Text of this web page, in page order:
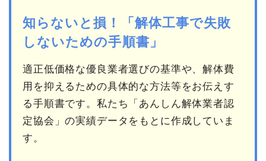
知らないと損！「解体工事で失敗
しないための手順書」
適正低価格な優良業者選びの基準や、解体費
用を抑えるための具体的な方法等をお伝えす
る手順書です。私たち「あんしん解体業者認
定協会」の実績データをもとに作成していま
す。